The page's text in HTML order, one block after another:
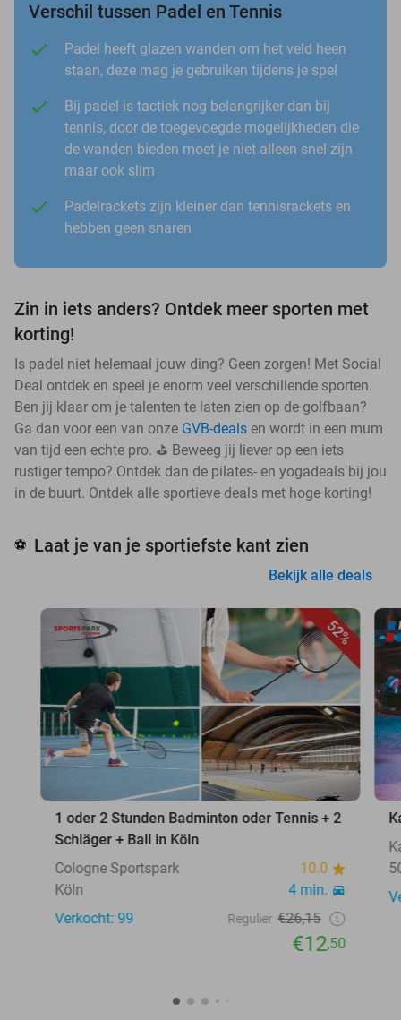
Verschil tussen Padel en Tennis
Padel heeft glazen wanden om het veld heen
staan, deze mag je gebruiken tijdens je spel
Bij padel is tactiek nog belangrijker dan bij
tennis, door de toegevoegde mogelijkheden die
de wanden bieden moet je niet alleen snel zijn
maar ook slim
Padelrackets zijn kleiner dan tennisrackets en
hebben geen snaren
Zin in iets anders? Ontdek meer sporten met
korting!
Is padel niet helemaal jouw ding? Geen zorgen! Met Social
Deal ontdek en speel je enorm veel verschillende sporten.
Ben jij klaar om je talenten te laten zien op de golfbaan?
Ga dan voor een van onze GVB-deals en wordt in een mum
van tijd een echte pro. ⛳ Beweeg jij liever op een iets
rustiger tempo? Ontdek dan de pilates- en yogadeals bij jou
in de buurt. Ontdek alle sportieve deals met hoge korting!
⚽ Laat je van je sportiefste kant zien
Bekijk alle deals
52%
1 oder 2 Stunden Badminton oder Tennis + 2
Schläger + Ball in Köln
Cologne Sportspark
10.0
Köln
4 min.
Verkocht: 99
Regulier €26,15
€12,50